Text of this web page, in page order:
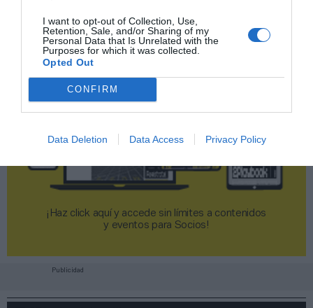
I want to opt-out of Collection, Use,
Retention, Sale, and/or Sharing of my
Personal Data that Is Unrelated with the
Purposes for which it was collected.
Opted Out
CONFIRM
Data Deletion Data Access Privacy Policy
¡Haz click aquí y accede sin límites a contenidos
y eventos para Socios!​​​​​​​
Publicidad